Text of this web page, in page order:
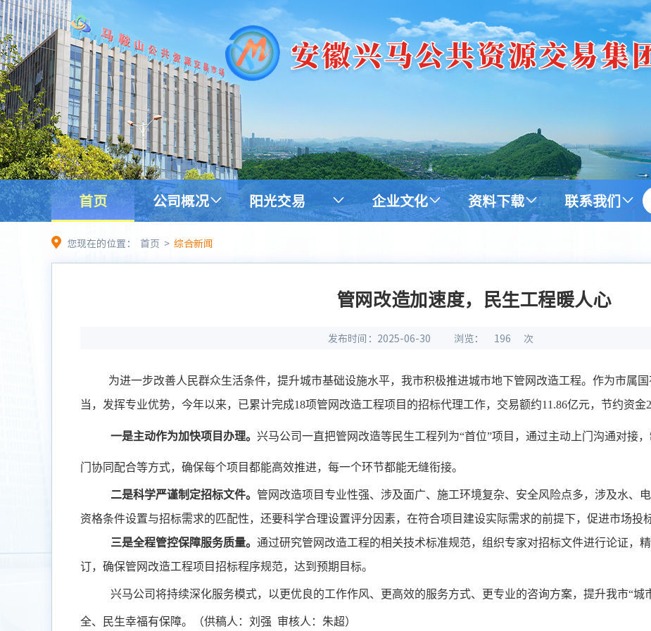
首页 公司概况 阳光交易 企业文化 资料下载 联系我们
您现在的位置： 首页 > 综合新闻
管网改造加速度，民生工程暖人心
发布时间：2025-06-30 浏览： 196 次
为进一步改善人民群众生活条件，提升城市基础设施水平，我市积极推进城市地下管网改造工程。作为市属
当，发挥专业优势，今年以来，已累计完成18项管网改造工程项目的招标代理工作，交易额约11.86亿元，节约资金
一是主动作为加快项目办理。 兴马公司一直把管网改造等民生工程列为“首位”项目，通过主动上门沟通对接
门协同配合等方式，确保每个项目都能高效推进，每一个环节都能无缝衔接。
二是科学严谨制定招标文件。 管网改造项目专业性强、涉及面广、施工环境复杂、安全风险点多，涉及水、
资格条件设置与招标需求的匹配性，还要科学合理设置评分因素，在符合项目建设实际需求的前提下，促进市场投
三是全程管控保障服务质量。 通过研究管网改造工程的相关技术标准规范，组织专家对招标文件进行论证，
订，确保管网改造工程项目招标程序规范，达到预期目标。
兴马公司将持续深化服务模式， 以 更优良的工作作风、 更高效的服务方式、更专业的咨询方案，提升我市“城
全、 民生幸福有保障。 （供稿人：刘强 审核人：朱超）